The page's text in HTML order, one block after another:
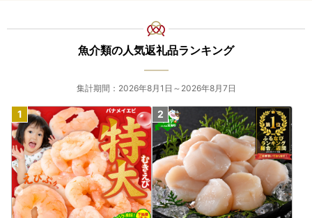
魚介類の人気返礼品ランキング
集計期間：2026年8月1日～2026年8月7日